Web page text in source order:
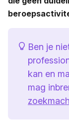
Ben je
kan en
mag